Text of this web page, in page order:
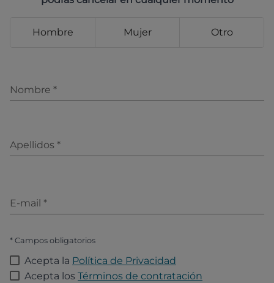
Hombre Mujer Otro
Nombre *
Apellidos *
E-mail *
* Campos obligatorios
Acepta la Política de Privacidad
Acepta los Términos de contratación